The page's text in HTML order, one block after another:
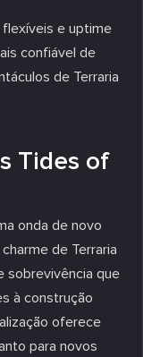
e uptime
confiável de
de Terraria
Tides of
onda de novo
de Terraria
sobrevivência que
à construção
oferece
para novos